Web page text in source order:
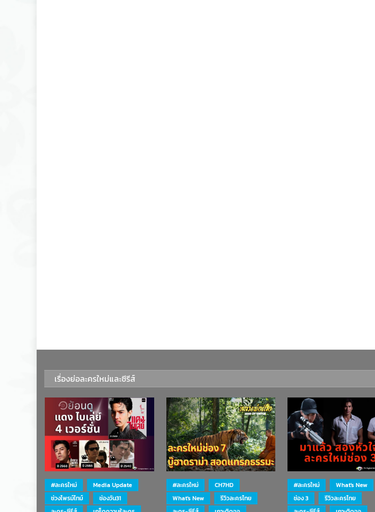
เรื่องย่อละครใหม่และซีรีส์
#ละครใหม่
Media Update
ช่วงไพรม์ไทม์
ช่องวัน31
#ละครใหม่
CH7HD
What's New
รีวิวละครไทย
#ละครใหม่
What's New
ช่อง 3
รีวิวละครไทย